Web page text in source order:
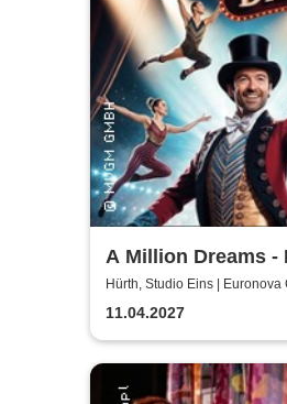
A Million Dreams -
Circus Show
Hürth, Studio Eins | Euronova
11.04.2027